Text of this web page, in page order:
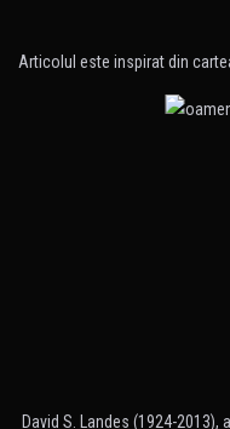
Articolul este inspirat din
David S. Landes (1924-